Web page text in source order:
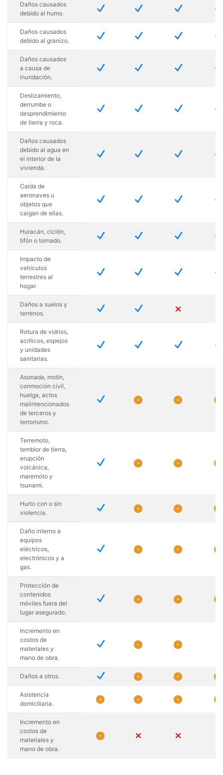
Daños causados
debido al humo.
N N N N
Daños causados
debido al granizo.
N N N N
Daños causados
a causa de
inundación.
N N N N
Deslizamiento,
derrumbe o
desprendimiento
de tierra y roca.
N N N N
Daños causados
debido al agua en
el interior de la
vivienda.
N N N N
Caída de
aeronaves u
objetos que
caigan de ellas.
N N N N
Huracán, ciclón,
tifón o tornado.
N N N N
Impacto de
vehículos
terrestres al
hogar.
N N N N
Daños a suelos y
terrenos.
N N M
Rotura de vidrios,
acrílicos, espejos
y unidades
sanitarias.
N N N N
Asonada, motín,
conmoción civil,
huelga, actos
malintencionados
de terceros y
terrorismo.
N L L
Terremoto,
temblor de tierra,
erupción
volcánica,
maremoto y
tsunami.
N L L
Hurto con o sin
violencia.
N L L
Daño interno a
equipos
eléctricos,
electrónicos y a
gas.
N L L
Protección de
contenidos
móviles fuera del
lugar asegurado.
N L L
Incremento en
costos de
materiales y
mano de obra.
N L L
Daños a otros. N L L
Asistencia
domiciliaria.
L L L
Incremento en
costos de
materiales y
mano de obra.
L M M